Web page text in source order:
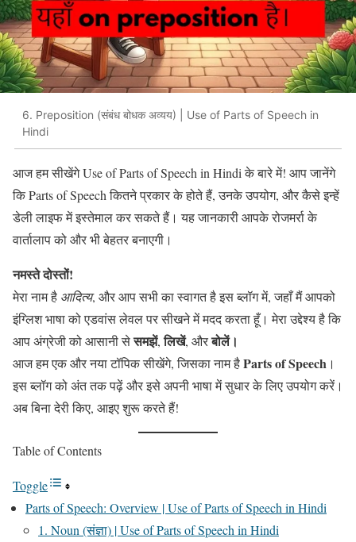
6. Preposition (संबंध बोधक अव्यय) | Use of Parts of Speech in
Hindi
आज हम सीखेंगे Use of Parts of Speech in Hindi के बारे में! आप जानेंगे
कि Parts of Speech कितने प्रकार के होते हैं, उनके उपयोग, और कैसे इन्हें
डेली लाइफ में इस्तेमाल कर सकते हैं। यह जानकारी आपके रोजमर्रा के
वार्तालाप को और भी बेहतर बनाएगी।
नमस्ते दोस्तों!
मेरा नाम है आदित्य, और आप सभी का स्वागत है इस ब्लॉग में, जहाँ मैं आपको
इंग्लिश भाषा को एडवांस लेवल पर सीखने में मदद करता हूँ। मेरा उद्देश्य है कि
आप अंग्रेजी को आसानी सेसमझें,लिखें, औरबोलें।
आज हम एक और नया टॉपिक सीखेंगे, जिसका नाम हैParts of Speech ।
इस ब्लॉग को अंत तक पढ़ें और इसे अपनी भाषा में सुधार के लिए उपयोग करें।
अब बिना देरी किए, आइए शुरू करते हैं!
Table of Contents
Toggle
Parts of Speech: Overview | Use of Parts of Speech in Hindi
1. Noun (संज्ञा) | Use of Parts of Speech in Hindi